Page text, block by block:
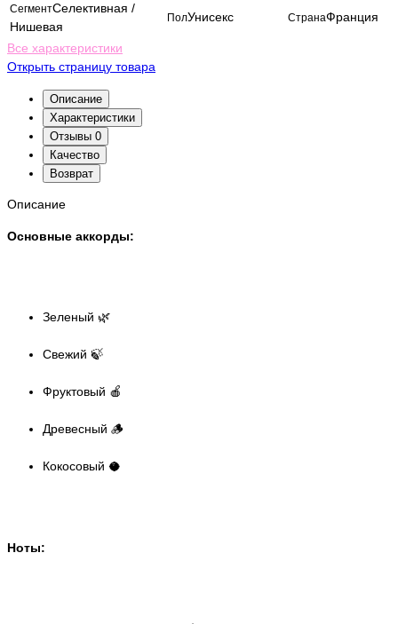
СегментСелективная /
Нишевая
ПолУнисекс СтранаФранция
Все характеристики
Открыть страницу товара
Описание
Характеристики
Отзывы 0
Качество
Возврат
Описание
Основные аккорды:
Зеленый 🌿
Свежий 🍃
Фруктовый 🍎
Древесный 🪵
Кокосовый 🥥
Ноты: